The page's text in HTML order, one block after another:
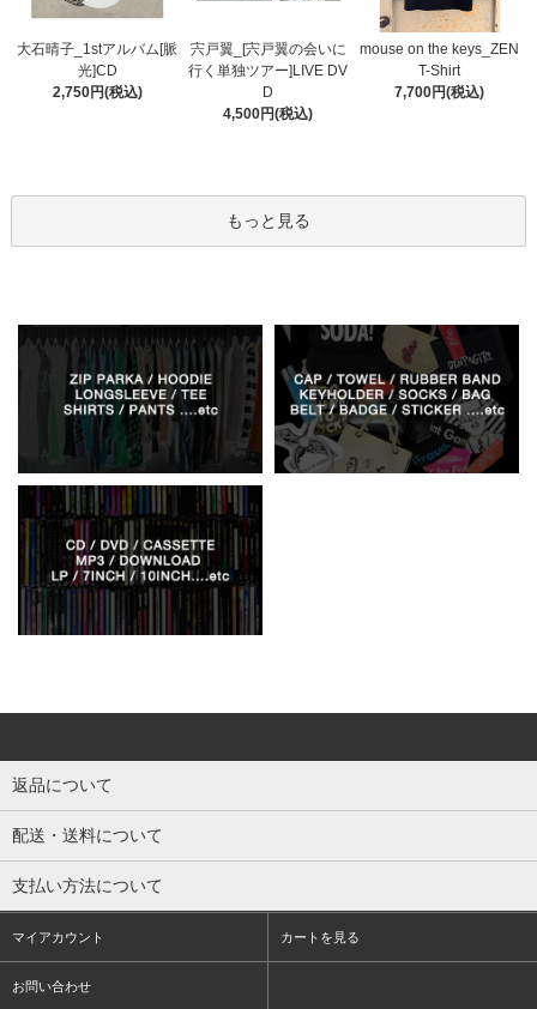
大石晴子_1stアルバム[脈
光]CD
2,750円(税込)
宍戸翼_[宍戸翼の会いに
行く単独ツアー]LIVE DV
D
4,500円(税込)
mouse on the keys_ZEN
T-Shirt
7,700円(税込)
もっと見る
返品について
配送・送料について
支払い方法について
マイアカウント カートを見る
お問い合わせ